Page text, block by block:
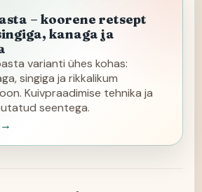
– koorene retsept
kanaga ja
varianti ühes kohas:
singiga ja rikkalikum
Kuivpraadimise tehnika ja
seentega.